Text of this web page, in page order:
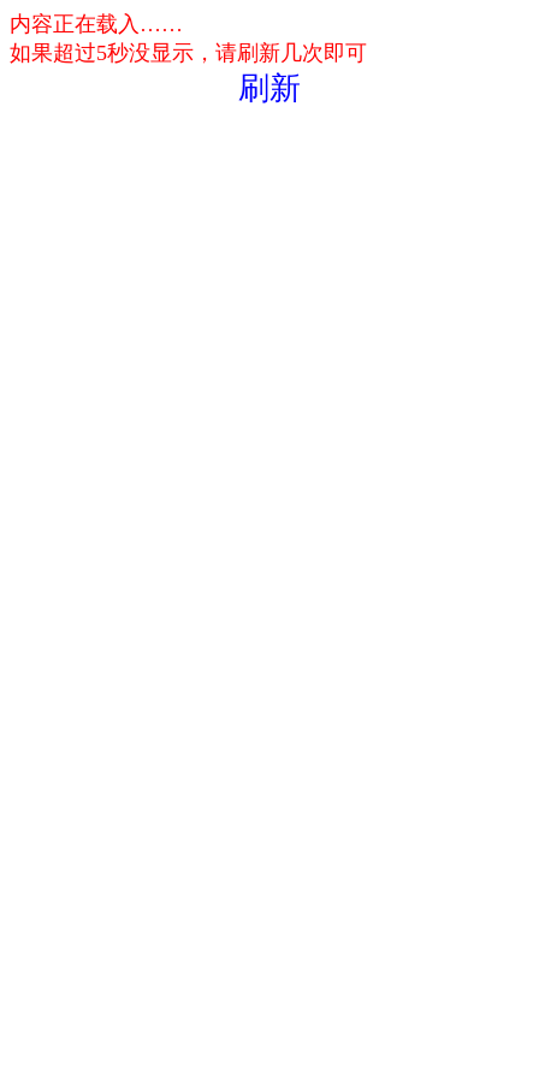
内容正在载入……
如果超过5秒没显示，请刷新几次即可
刷新